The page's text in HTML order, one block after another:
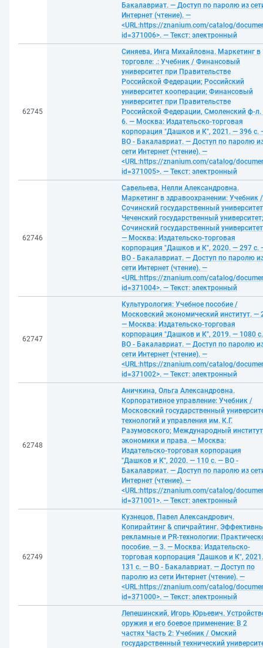
Бакалавриат. — Доступ по паролю из
Интернет (чтение). —
<URL:https://znanium.com/catalog/
id=371006>. — Текст: электронный
62745
Синяева, Инга Михайловна. Маркетинг в
торговле: .: Учебник / Финансовый
университет при Правительстве
Российской Федерации; Российский
университет кооперации; Финансовый
университет при Правительстве
Российской Федерации, Смоленский ф-
6. — Москва: Издательско-торговая
корпорация "Дашков и К", 2021. — 396 с.
ВО - Бакалавриат. — Доступ по паролю
сети Интернет (чтение). —
<URL:https://znanium.com/catalog/
id=371005>. — Текст: электронный
62746
Савельева, Нелли Александровна.
Маркетинг в здравоохранении: Учебник /
Сочинский государственный
Чеченский государственный университет;
Сочинский государственный
— Москва: Издательско-торговая
корпорация "Дашков и К", 2020. — 297 с.
ВО - Бакалавриат. — Доступ по паролю
сети Интернет (чтение). —
<URL:https://znanium.com/catalog/
id=371004>. — Текст: электронный
62747
Культурология: Учебное пособие /
Московский экономический институт. —
— Москва: Издательско-торговая
корпорация "Дашков и К", 2019. — 1080
ВО - Бакалавриат. — Доступ по паролю
сети Интернет (чтение). —
<URL:https://znanium.com/catalog/
id=371002>. — Текст: электронный
62748
Аничкина, Ольга Александровна.
Корпоративное управление: Учебник /
Московский государственный
технологий и управления им. К.Г.
Разумовского; Международный институт
экономики и права. — Москва:
Издательско-торговая корпорация
"Дашков и К", 2020. — 110 с. — ВО -
Бакалавриат. — Доступ по паролю из
Интернет (чтение). —
<URL:https://znanium.com/catalog/
id=371001>. — Текст: электронный
62749
Кузнецов, Павел Александрович.
Копирайтинг & спичрайтинг.
рекламные и PR-технологии:
пособие. — 3. — Москва: Издательско-
торговая корпорация "Дашков и К",
131 с. — ВО - Бакалавриат. — Доступ по
паролю из сети Интернет (чтение). —
<URL:https://znanium.com/catalog/
id=371000>. — Текст: электронный
Лепешинский, Игорь Юрьевич.
оружия и его боевое применение: В 2
частях Часть 2: Учебник / Омский
государственный технический